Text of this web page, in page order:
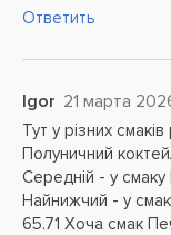
Ответить
Igor 21 марта
Тут у різних
Полуничний
Середній - у смаку
Найнижчий - у
65.71 Хоча смак